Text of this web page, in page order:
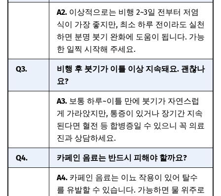
A2. 이상적으로는 비행 2~3일 전부터 저염
식이 가장 좋지만, 최소 하루 전이라도 실천
하면 분명 붓기 완화에 도움이 됩니다. 가능
한 일찍 시작해 주세요.
Q3.
비행 후 붓기가 이틀 이상 지속돼요. 괜찮나
요?
A3. 보통 하루~이틀 만에 붓기가 자연스럽
게 가라앉지만, 통증이 있거나 장기간 지속
된다면 혈전 등 합병증일 수 있으니 꼭 의료
진과 상담하세요.
Q4. 카페인 음료는 반드시 피해야 할까요?
A4. 카페인 음료는 이뇨 작용이 있어 탈수
를 유발할 수 있습니다. 가능하면 물 위주로